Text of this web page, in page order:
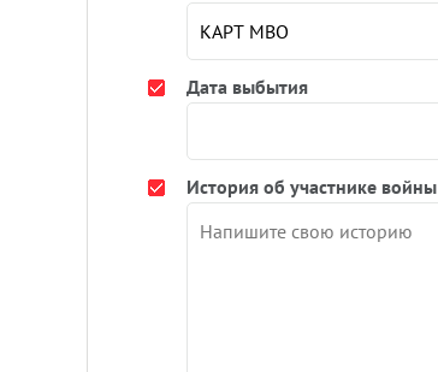
Дата выбытия
История об участнике войны